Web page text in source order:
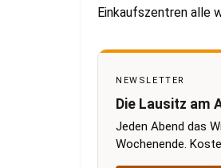
Einkaufszentren alle
NEWSLETTER
Die Lausitz am
Jeden Abend das
Wochenende.